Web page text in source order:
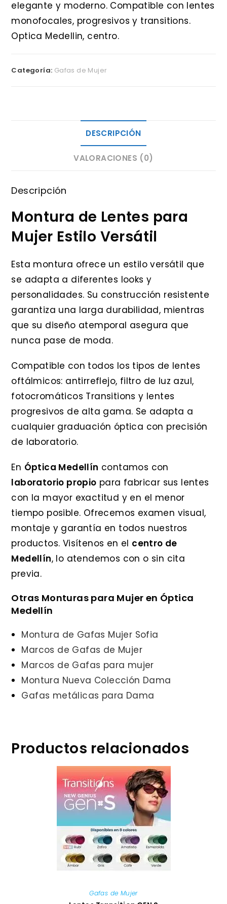
elegante y moderno. Compatible con lentes
monofocales, progresivos y transitions.
Optica Medellin, centro.
Categoría: Gafas de Mujer
DESCRIPCIÓN
VALORACIONES (0)
Descripción
Montura de Lentes para
Mujer Estilo Versátil
Esta montura ofrece un estilo versátil que
se adapta a diferentes looks y
personalidades. Su construcción resistente
garantiza una larga durabilidad, mientras
que su diseño atemporal asegura que
nunca pase de moda.
Compatible con todos los tipos de lentes
oftálmicos: antirreflejo, filtro de luz azul,
fotocromáticos Transitions y lentes
progresivos de alta gama. Se adapta a
cualquier graduación óptica con precisión
de laboratorio.
En Óptica Medellín contamos con
laboratorio propio para fabricar sus lentes
con la mayor exactitud y en el menor
tiempo posible. Ofrecemos examen visual,
montaje y garantía en todos nuestros
productos. Visítenos en el centro de
Medellín, lo atendemos con o sin cita
previa.
Otras Monturas para Mujer en Óptica
Medellín
Montura de Gafas Mujer Sofia
Marcos de Gafas de Mujer
Marcos de Gafas para mujer
Montura Nueva Colección Dama
Gafas metálicas para Dama
Productos relacionados
Gafas de Mujer